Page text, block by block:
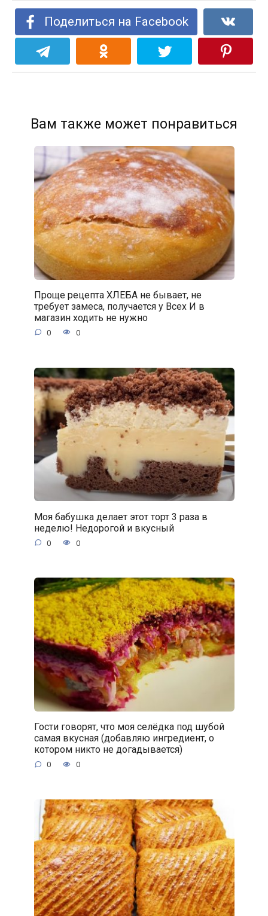
Поделиться на Facebook
Вам также может понравиться
Проще рецепта ХЛЕБА не бывает, не
требует замеса, получается у Всех И в
магазин ходить не нужно
0 0
Моя бабушка делает этот торт 3 раза в
неделю! Недорогой и вкусный
0 0
Гости говорят, что моя селёдка под шубой
самая вкусная (добавляю ингредиент, о
котором никто не догадывается)
0 0